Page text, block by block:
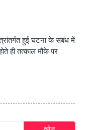
हुई घटना के संबंध में
ही तत्काल मौके पर